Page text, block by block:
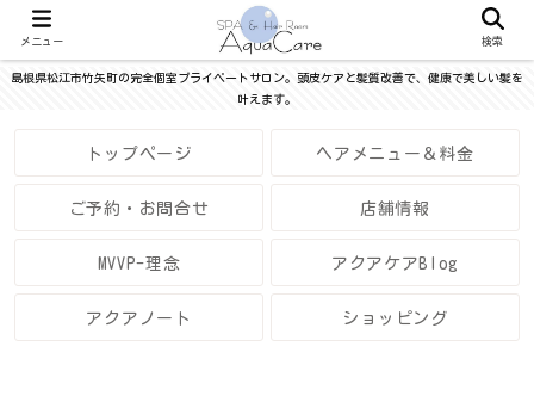
島根県松江市竹矢町の完全個室プライベートサロン。頭皮ケアと髪質改善で、健康で美しい髪を
叶えます。
トップページ ヘアメニュー＆料金
ご予約・お問合せ 店舗情報
MVVP-理念 アクアケアBlog
アクアノート ショッピング
メニュー 検索